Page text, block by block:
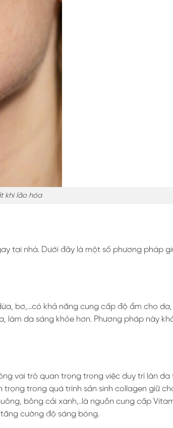
khi lão hóa
tại nhà. Dưới đây là một số phương pháp
bơ,…có khả năng cung cấp độ ẩm cho
da sáng khỏe hơn. Phương pháp này
vai trò quan trọng trong việc duy trì làn da
trọng trong quá trình sản sinh collagen giữ
bông cải xanh,..là nguồn cung cấp
cường độ sáng bóng.